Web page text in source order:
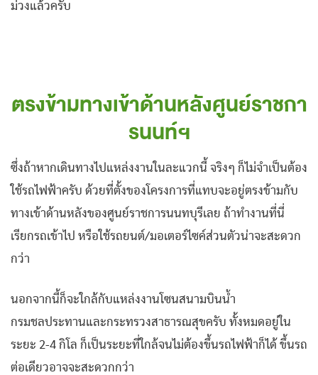
ม่วงแล้วครับ
ตรงข้ามทางเข้าด้านหลังศูนย์ราชกา
รนนท์ฯ
ซึ่งถ้าหากเดินทางไปแหล่งงานในละแวกนี้ จริงๆ ก็ไม่จำเป็นต้อง
ใช้รถไฟฟ้าครับ ด้วยที่ตั้งของโครงการที่แทบจะอยู่ตรงข้ามกับ
ทางเข้าด้านหลังของศูนย์ราชการนนทบุรีเลย ถ้าทำงานที่นี่
เรียกรถเข้าไป หรือใช้รถยนต์/มอเตอร์ไซค์ส่วนตัวน่าจะสะดวก
กว่า
นอกจากนี้ก็จะใกล้กับแหล่งงานโซนสนามบินน้ำ
กรมชลประทานและกระทรวงสาธารณสุขครับ ทั้งหมดอยู่ใน
ระยะ 2-4 กิโล ก็เป็นระยะที่ใกล้จนไม่ต้องขึ้นรถไฟฟ้าก็ได้ ขึ้นรถ
ต่อเดียวอาจจะสะดวกกว่า